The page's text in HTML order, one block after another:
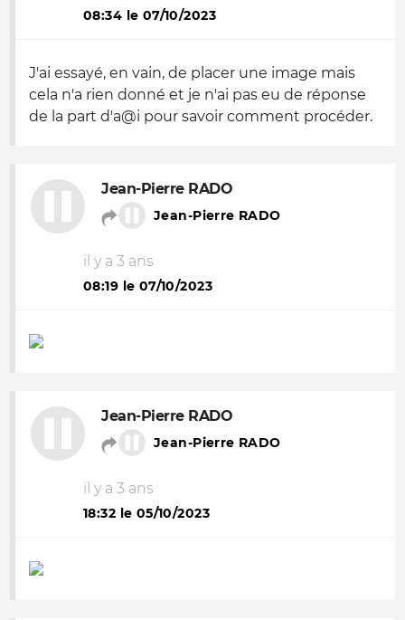
08:34 le 07/10/2023
J'ai essayé, en vain, de placer une image mais
cela n'a rien donné et je n'ai pas eu de réponse
de la part d'a@i pour savoir comment procéder.
Jean-Pierre RADO
Jean-Pierre RADO
il y a 3 ans
08:19 le 07/10/2023
Jean-Pierre RADO
Jean-Pierre RADO
il y a 3 ans
18:32 le 05/10/2023